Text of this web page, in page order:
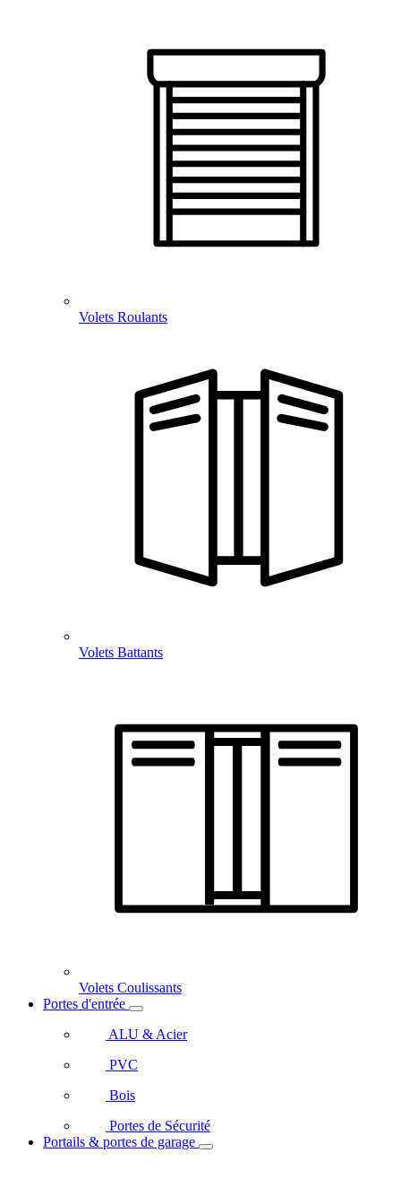
Volets Roulants
Volets Battants
Volets Coulissants
Portes d'entrée
ALU & Acier
PVC
Bois
Portes de Sécurité
Portails & portes de garage